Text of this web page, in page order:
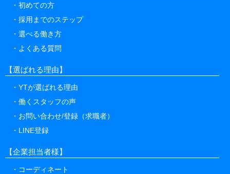
初めての方
採用までのステップ
選べる働き方
よくある質問
【選ばれる理由】
YTが選ばれる理由
働くスタッフの声
お問い合わせ/登録（求職者）
LINE登録
【企業担当者様】
コーディネート